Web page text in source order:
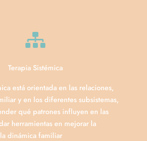
Terapia Sistémica
está orientada en las relaciones,
y en los diferentes subsistemas,
qué patrones influyen en las
herramientas en mejorar la
dinámica familiar